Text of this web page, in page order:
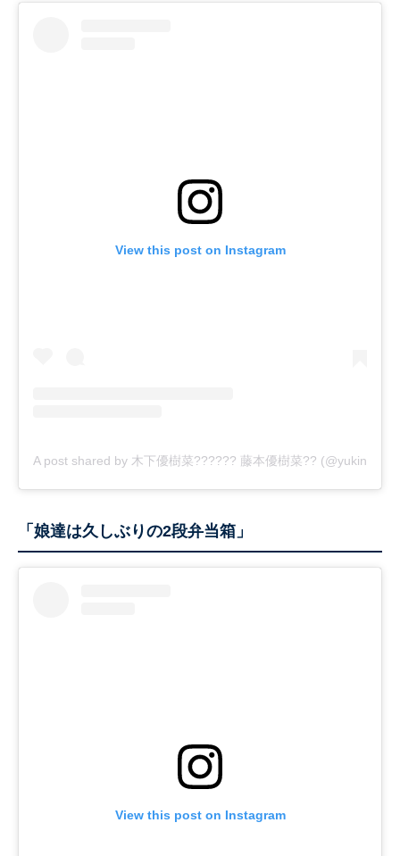
View this post on Instagram
A post shared by 木下優樹菜?????? 藤本優樹菜??
「娘達は久しぶりの2段弁当箱」
View this post on Instagram